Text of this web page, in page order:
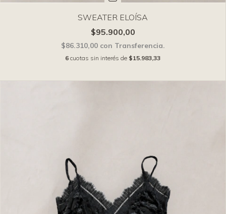
SWEATER ELOÍSA
$95.900,00
$86.310,00 con Transferencia.
6 cuotas sin interés de $15.983,33